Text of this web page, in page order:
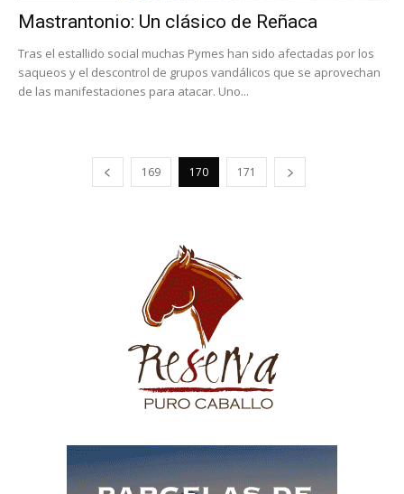
Mastrantonio: Un clásico de Reñaca
Tras el estallido social muchas Pymes han sido afectadas por los
saqueos y el descontrol de grupos vandálicos que se aprovechan
de las manifestaciones para atacar. Uno...
169 170 171